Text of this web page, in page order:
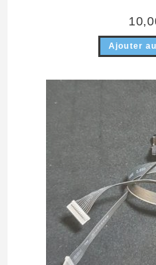
Ajouter